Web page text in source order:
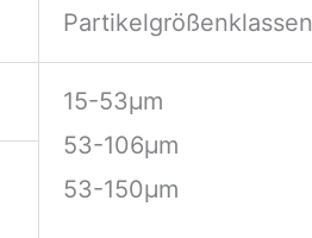
Partikelgrößenklassen
15-53μm
53-106μm
53-150μm